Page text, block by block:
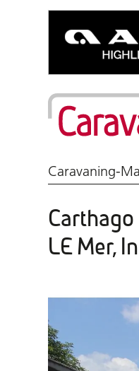
Caravaning-
Carthago
LE Mer,